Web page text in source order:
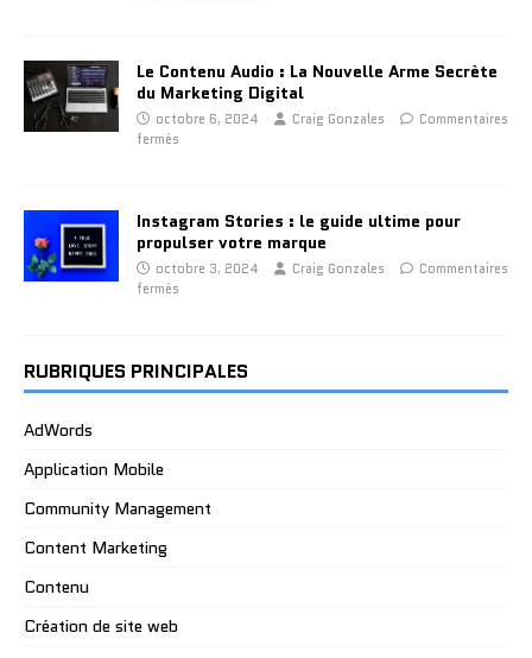
Le Contenu Audio : La Nouvelle Arme Secrète
du Marketing Digital
octobre 6, 2024 Craig Gonzales
Commentaires
fermés
Instagram Stories : le guide ultime pour
propulser votre marque
octobre 3, 2024 Craig Gonzales
Commentaires
fermés
RUBRIQUES PRINCIPALES
AdWords
Application Mobile
Community Management
Content Marketing
Contenu
Création de site web